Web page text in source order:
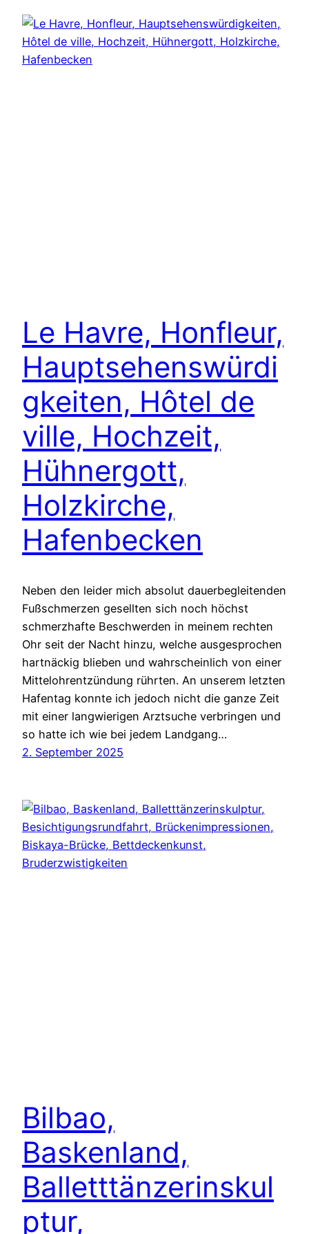
Le Havre, Honfleur,
Hauptsehenswürdi
gkeiten, Hôtel de
ville, Hochzeit,
Hühnergott,
Holzkirche,
Hafenbecken
Neben den leider mich absolut dauerbegleitenden
Fußschmerzen gesellten sich noch höchst
schmerzhafte Beschwerden in meinem rechten
Ohr seit der Nacht hinzu, welche ausgesprochen
hartnäckig blieben und wahrscheinlich von einer
Mittelohrentzündung rührten. An unserem letzten
Hafentag konnte ich jedoch nicht die ganze Zeit
mit einer langwierigen Arztsuche verbringen und
so hatte ich wie bei jedem Landgang…
2. September 2025
Bilbao,
Baskenland,
Balletttänzerinskul
ptur,